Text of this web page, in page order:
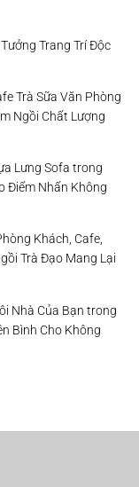
Trang Trí Độc
Trà Sữa Văn Phòng
Ngồi Chất Lượng
Lưng Sofa trong
Điểm Nhấn Không
Khách, Cafe,
Trà Đạo Mang Lại
Nhà Của Bạn trong
Bình Cho Không